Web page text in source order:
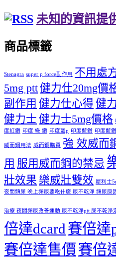
未知的資訊提
商品標籤
Stenagra super p force副作用 不用處
5mg ptt健力仕20mg價
副作用 健力仕心得 健
健力士 健力士5mg價格
度紅鑽 印度 綠 鑽 印度藍p 印度藍鑽 印度藍
威而鋼用法 威而鋼購買 強 效威而
用 服用威而鋼的禁忌
壯效果 樂威壯雙效 犀利士
夜間頻尿 晚上頻尿要吃什麼 尿不乾淨 頻尿原
治療 夜間頻尿改善運動 尿不乾淨ptt 尿不乾淨
倍達dcard賽倍達
賽倍達售價 賽倍